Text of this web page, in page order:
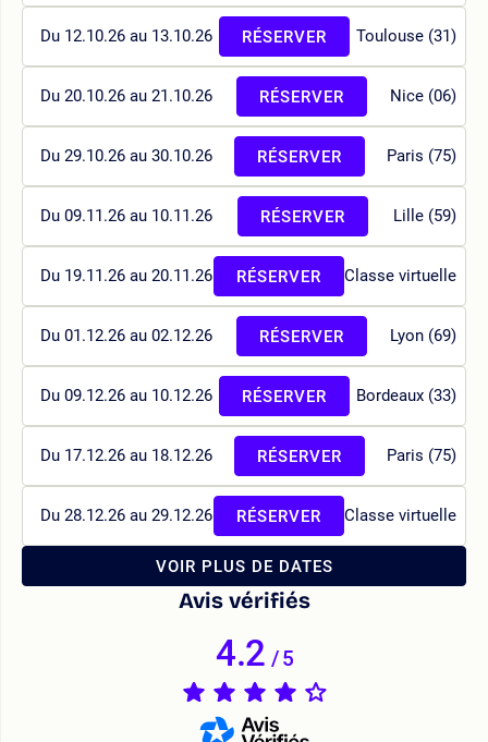
Du 12.10.26 au 13.10.26 Toulouse (31)
RÉSERVER
Du 20.10.26 au 21.10.26 Nice (06)
RÉSERVER
Du 29.10.26 au 30.10.26 Paris (75)
RÉSERVER
Du 09.11.26 au 10.11.26 Lille (59)
RÉSERVER
Du 19.11.26 au 20.11.26 Classe virtuelle
RÉSERVER
Du 01.12.26 au 02.12.26 Lyon (69)
RÉSERVER
Du 09.12.26 au 10.12.26 Bordeaux (33)
RÉSERVER
Du 17.12.26 au 18.12.26 Paris (75)
RÉSERVER
Du 28.12.26 au 29.12.26 Classe virtuelle
RÉSERVER
VOIR PLUS DE DATES
Avis vérifiés
4.2/5